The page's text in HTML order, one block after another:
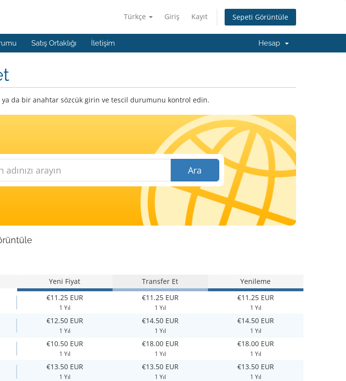
Türkçe Giriş Kayıt Sepeti Görüntüle
Satış Ortaklığı İletişim Hesap
ya da bir anahtar sözcük girin ve tescil durumunu kontrol edin.
Ara
Yeni Fiyat Transfer Et Yenileme
€11.25 EUR
1 Yıl
€11.25 EUR
1 Yıl
€11.25 EUR
1 Yıl
€12.50 EUR
1 Yıl
€14.50 EUR
1 Yıl
€14.50 EUR
1 Yıl
€10.50 EUR
1 Yıl
€18.00 EUR
1 Yıl
€18.00 EUR
1 Yıl
€13.50 EUR
1 Yıl
€13.50 EUR
1 Yıl
€13.50 EUR
1 Yıl